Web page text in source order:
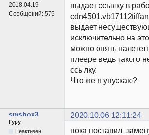
2018.04.19
Сообщений: 575
выдает ссылку в
выдает
исключительно на
можно опять
плеере ведь такого
ссылку.
Что же я упускаю?
smsbox3 2020.10.06 12:11:24
Гуру
Неактивен
пока поставил